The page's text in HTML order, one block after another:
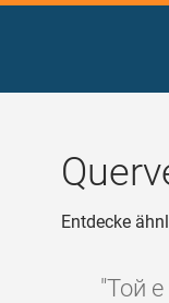
Entdecke
"Той